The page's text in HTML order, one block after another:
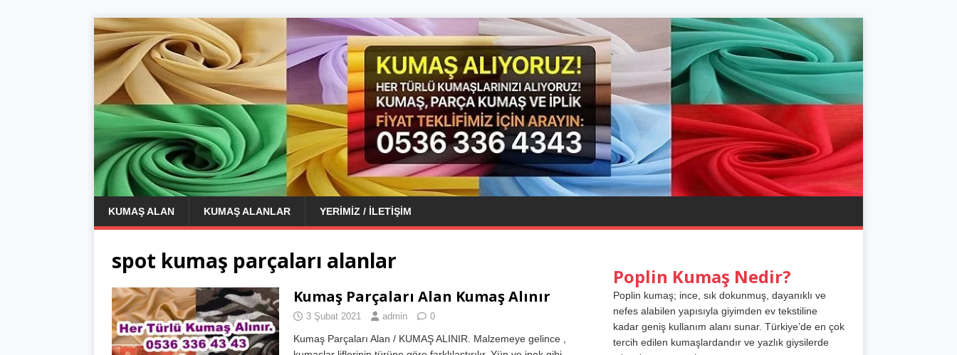
KUMAŞ ALAN KUMAŞ ALANLAR YERIMIZ / İLETIŞIM
spot kumaş parçaları alanlar
Kumaş Parçaları Alan Kumaş Alınır
3 Şubat 2021 admin 0
Kumaş Parçaları Alan / KUMAŞ ALINIR. Malzemeye gelince ,
Poplin Kumaş Nedir?
Poplin kumaş; ince, sık dokunmuş, dayanıklı ve
nefes alabilen yapısıyla giyimden ev tekstiline
kadar geniş kullanım alanı sunar. Türkiye’de en çok
tercih edilen kumaşlardandır ve yazlık giysilerde